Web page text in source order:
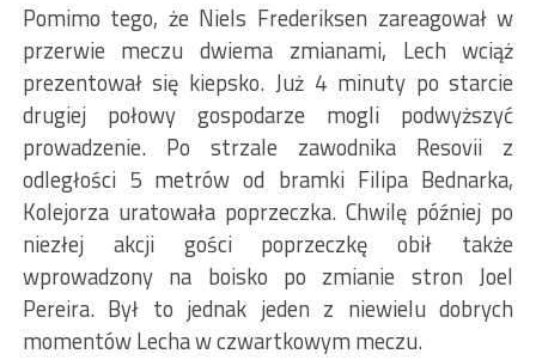
Pomimo tego, że Niels Frederiksen zareagował w
przerwie meczu dwiema zmianami, Lech wciąż
prezentował się kiepsko. Już 4 minuty po starcie
drugiej połowy gospodarze mogli podwyższyć
prowadzenie. Po strzale zawodnika Resovii z
odległości 5 metrów od bramki Filipa Bednarka,
Kolejorza uratowała poprzeczka. Chwilę później po
niezłej akcji gości poprzeczkę obił także
wprowadzony na boisko po zmianie stron Joel
Pereira. Był to jednak jeden z niewielu dobrych
momentów Lecha w czwartkowym meczu.